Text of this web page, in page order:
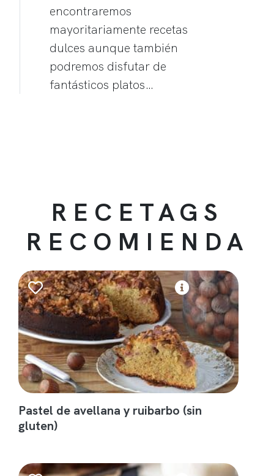
encontraremos
mayoritariamente recetas
dulces aunque también
podremos disfutar de
fantásticos platos…
RECETAGS
RECOMIENDA
Pastel de avellana y ruibarbo (sin
gluten)